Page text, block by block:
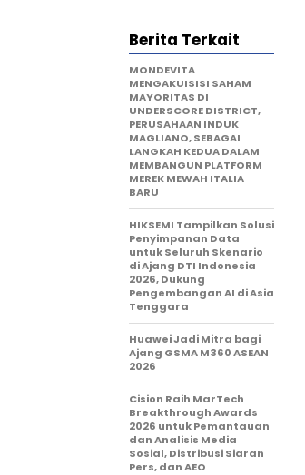
Berita Terkait
MONDEVITA
MENGAKUISISI SAHAM
MAYORITAS DI
UNDERSCORE DISTRICT,
PERUSAHAAN INDUK
MAGLIANO, SEBAGAI
LANGKAH KEDUA DALAM
MEMBANGUN PLATFORM
MEREK MEWAH ITALIA
BARU
HIKSEMI Tampilkan Solusi
Penyimpanan Data
untuk Seluruh Skenario
di Ajang DTI Indonesia
2026, Dukung
Pengembangan AI di Asia
Tenggara
Huawei Jadi Mitra bagi
Ajang GSMA M360 ASEAN
2026
Cision Raih MarTech
Breakthrough Awards
2026 untuk Pemantauan
dan Analisis Media
Sosial, Distribusi Siaran
Pers, dan AEO